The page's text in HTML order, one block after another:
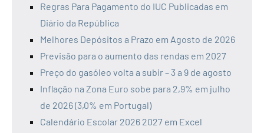
Regras Para Pagamento do IUC Publicadas em
Diário da República
Melhores Depósitos a Prazo em Agosto de 2026
Previsão para o aumento das rendas em 2027
Preço do gasóleo volta a subir – 3 a 9 de agosto
Inflação na Zona Euro sobe para 2,9% em julho
de 2026 (3,0% em Portugal)
Calendário Escolar 2026 2027 em Excel